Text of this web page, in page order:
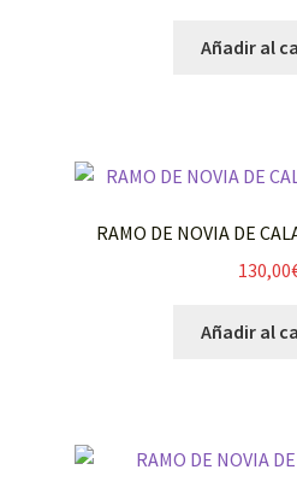
Añadir al
RAMO DE NOVIA DE
130,00
Añadir al